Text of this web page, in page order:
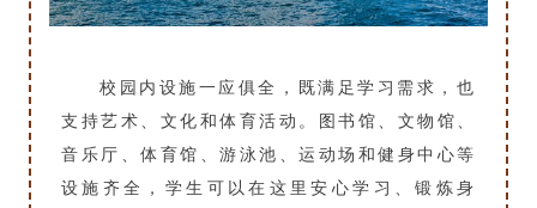
校园内设施一应俱全，既满足学习需求，也
支持艺术、文化和体育活动。图书馆、文物馆、
音乐厅、体育馆、游泳池、运动场和健身中心等
设施齐全，学生可以在这里安心学习、锻炼身